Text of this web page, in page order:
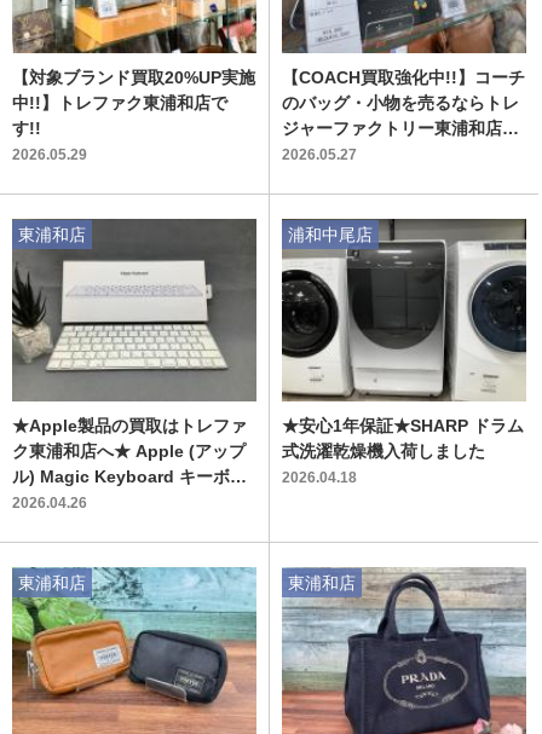
【対象ブランド買取20%UP実施
中!!】トレファク東浦和店で
す!!
2026.05.29
【COACH買取強化中!!】コーチ
のバッグ・小物を売るならトレ
ジャーファクトリー東浦和店
へ‼
2026.05.27
★Apple製品の買取はトレファ
ク東浦和店へ★ Apple (アップ
ル) Magic Keyboard キーボー
ドのご紹介です!!
2026.04.26
東浦和店
★安心1年保証★SHARP ドラム
式洗濯乾燥機入荷しました
2026.04.18
浦和中尾店
東浦和店 東浦和店